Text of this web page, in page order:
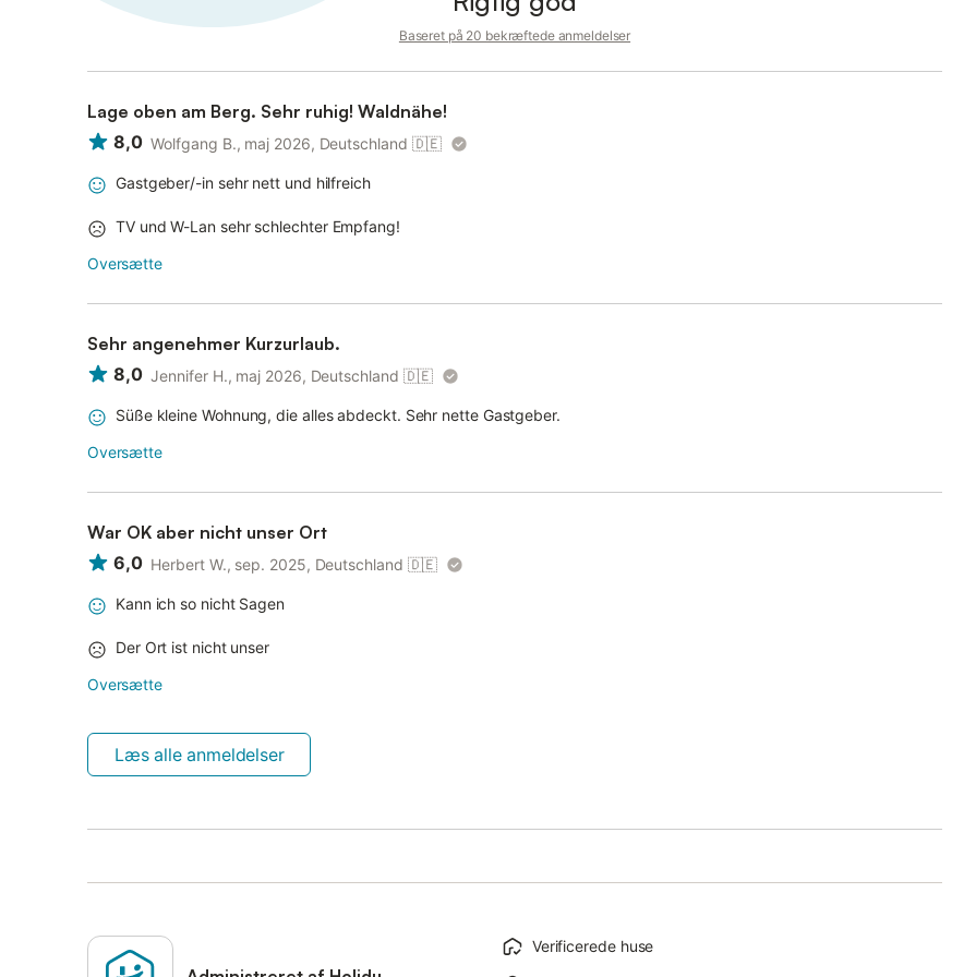
Baseret på 20 bekræftede anmeldelser
Lage oben am Berg. Sehr ruhig! Waldnähe!
8,0 Wolfgang B., maj 2026, Deutschland 🇩🇪
Gastgeber/-in sehr nett und hilfreich
TV und W-Lan sehr schlechter Empfang!
Oversætte
Sehr angenehmer Kurzurlaub.
8,0 Jennifer H., maj 2026, Deutschland 🇩🇪
Süße kleine Wohnung, die alles abdeckt. Sehr nette Gastgeber.
Oversætte
War OK aber nicht unser Ort
6,0 Herbert W., sep. 2025, Deutschland 🇩🇪
Kann ich so nicht Sagen
Der Ort ist nicht unser
Oversætte
Læs alle anmeldelser
Verificerede huse